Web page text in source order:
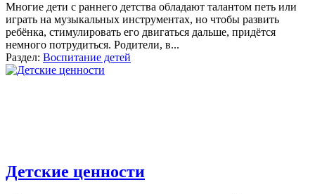
Многие дети с раннего детства обладают талантом петь или
играть на музыкальных инструментах, но чтобы развить
ребёнка, стимулировать его двигаться дальше, придётся
немного потрудиться. Родители, в...
Раздел: Воспитание детей
Детские ценности